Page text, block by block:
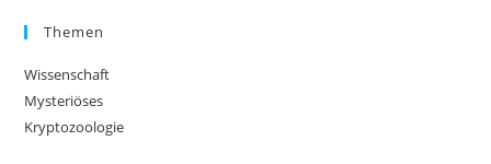
Themen
Wissenschaft
Mysteriöses
Kryptozoologie